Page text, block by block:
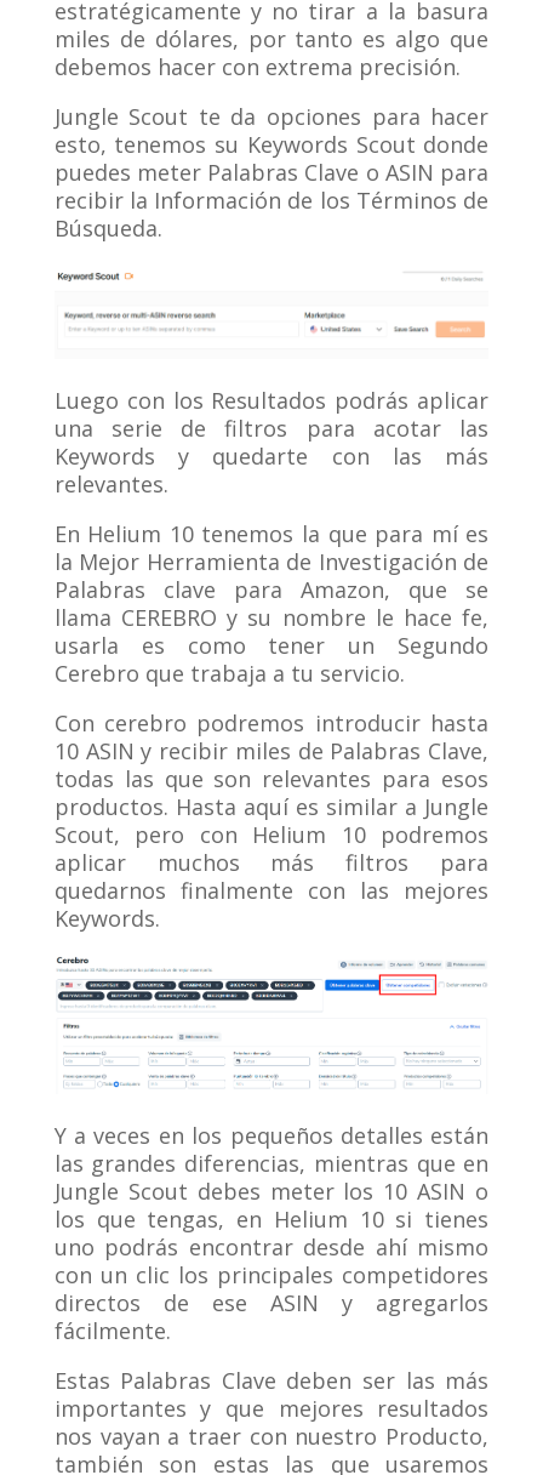
estratégicamente y no tirar a la basura
miles de dólares, por tanto es algo que
debemos hacer con extrema precisión.
Jungle Scout te da opciones para hacer
esto, tenemos su Keywords Scout donde
puedes meter Palabras Clave o ASIN para
recibir la Información de los Términos de
Búsqueda.
Luego con los Resultados podrás aplicar
una serie de filtros para acotar las
Keywords y quedarte con las más
relevantes.
En Helium 10 tenemos la que para mí es
la Mejor Herramienta de Investigación de
Palabras clave para Amazon, que se
llama CEREBRO y su nombre le hace fe,
usarla es como tener un Segundo
Cerebro que trabaja a tu servicio.
Con cerebro podremos introducir hasta
10 ASIN y recibir miles de Palabras Clave,
todas las que son relevantes para esos
productos. Hasta aquí es similar a Jungle
Scout, pero con Helium 10 podremos
aplicar muchos más filtros para
quedarnos finalmente con las mejores
Keywords.
Y a veces en los pequeños detalles están
las grandes diferencias, mientras que en
Jungle Scout debes meter los 10 ASIN o
los que tengas, en Helium 10 si tienes
uno podrás encontrar desde ahí mismo
con un clic los principales competidores
directos de ese ASIN y agregarlos
fácilmente.
Estas Palabras Clave deben ser las más
importantes y que mejores resultados
nos vayan a traer con nuestro Producto,
también son estas las que usaremos